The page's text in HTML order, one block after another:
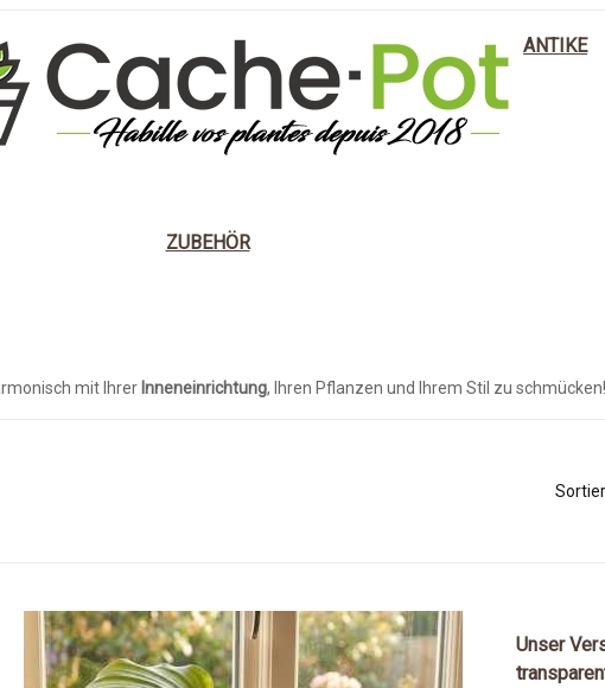
NATUR-DESIGN DUNKEL & GOTHIK ANTIKE
ZUBEHÖR
mit Ihrer Inneneinrichtung, Ihren Pflanzen und Ihrem Stil zu schmücken!
Unser